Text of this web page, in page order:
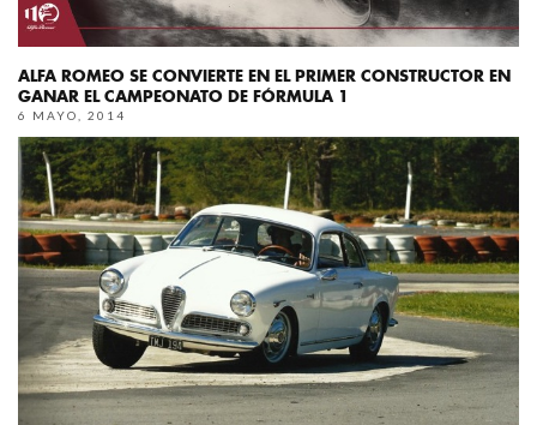
ALFA ROMEO SE CONVIERTE EN EL PRIMER CONSTRUCTOR EN
GANAR EL CAMPEONATO DE FÓRMULA 1
6 MAYO, 2014